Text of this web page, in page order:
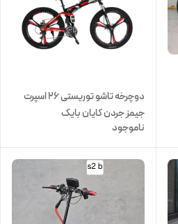
دوچرخه تاشو توریستی 26 اسپرت
جیمز جردن کایان بایک
ناموجود